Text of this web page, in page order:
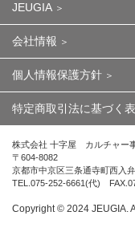
JEUGIA
会社情報
個人情報保護方針
特定商取引法に基づく
株式会社 十字屋 カルチャー
〒604-8082
京都市中京区三条通寺町西入
TEL.075-252-6661(代)
Copyright ©︎ 2024 JEUGIA.